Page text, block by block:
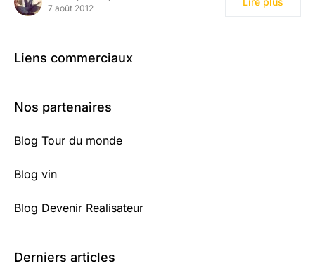
7 août 2012
Liens commerciaux
Nos partenaires
Blog Tour du monde
Blog vin
Blog Devenir Realisateur
Derniers articles